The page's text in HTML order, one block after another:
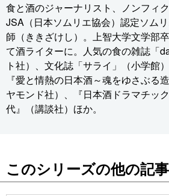
食と酒のジャーナリスト、ノンフィク
JSA（日本ソムリエ協会）認定ソム
師（ききざけし）。上智大学文学部
て酒ライターに。人気の食の雑誌「
ト社）、文化誌「サライ」（小学館
『愛と情熱の日本酒～魂をゆさぶる
ヤモンド社）、『日本酒ドラマチッ
代』（講談社）ほか。
このシリーズの他の記事